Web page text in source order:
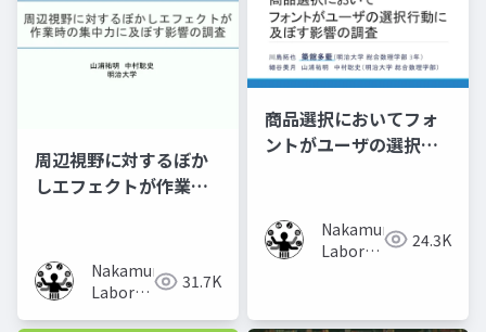
周辺視野に対するぼか
しエフェクトが作業時
Nakamura
Laboratory 31.7K
商品選択においてフォ
ントがユーザの選択行
Nakamura
Laboratory 24.3K